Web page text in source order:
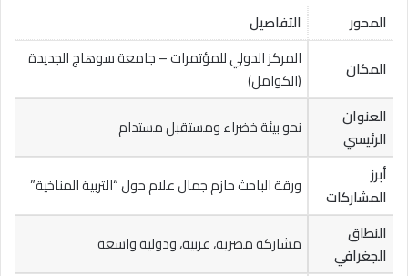
المحور
التفاصيل
المكان
المركز الدولي للمؤتمرات – جامعة سوهاج الجديدة
(الكوامل)
العنوان
الرئيسي
نحو بيئة خضراء ومستقبل مستدام
أبرز
المشاركات
ورقة الباحث حازم جمال علام حول “التربية المناخية”
النطاق
الجغرافي
مشاركة مصرية، عربية، ودولية واسعة